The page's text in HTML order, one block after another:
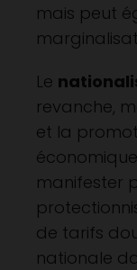
mais peut
Le
revanche,
et la
manifester
de tarifs
nationale